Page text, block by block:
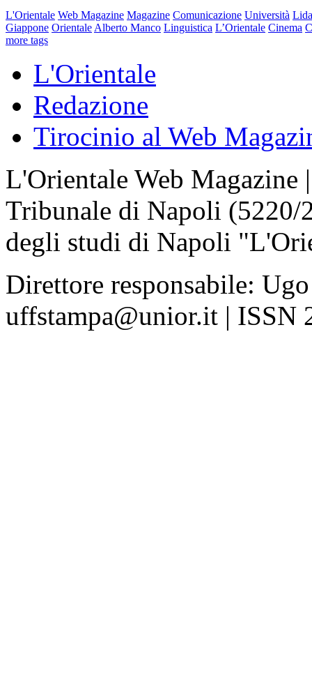
L'Orientale Web Magazine Magazine Comunicazione Università
Giappone Orientale Alberto Manco Linguistica L’Orientale Cinema
more tags
L'Orientale
Redazione
Tirocinio al Web
L'Orientale Web Magazine
Tribunale di Napoli
degli studi di Napoli
Direttore responsabile:
uffstampa@unior.it | ISSN